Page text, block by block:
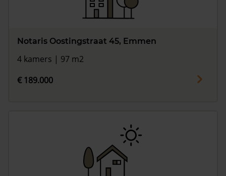
Notaris Oostingstraat 45, Emmen
4 kamers | 97 m2
€ 189.000